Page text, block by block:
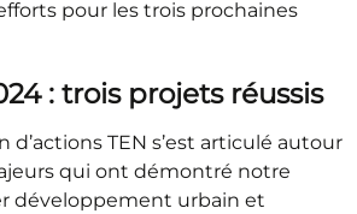
pour les trois prochaines
: trois projets réussis
d’actions TEN s’est articulé autour
qui ont démontré notre
développement urbain et